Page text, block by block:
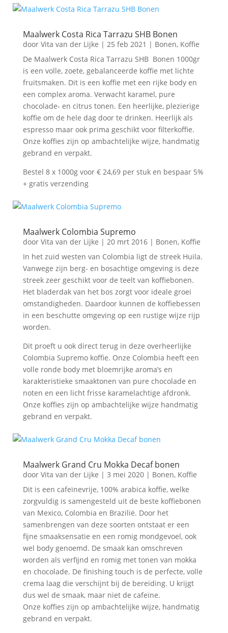
Maalwerk Costa Rica Tarrazu SHB Bonen
door Vita van der Lijke | 25 feb 2021 | Bonen, Koffie
De Maalwerk Costa Rica Tarrazu SHB Bonen 1000gr
is een volle, zoete, gebalanceerde koffie met lichte
fruitsmaken. Dit is een koffie met een rijke body en
een complex aroma. Verwacht karamel, pure
chocolade- en citrus tonen. Een heerlijke, plezierige
koffie om de hele dag door te drinken. Heerlijk als
espresso maar ook prima geschikt voor filterkoffie.
Onze koffies zijn op ambachtelijke wijze, handmatig
gebrand en verpakt.
Bestel 8 x 1000g voor € 24,69 per stuk en bespaar 5%
+ gratis verzending
Maalwerk Colombia Supremo
door Vita van der Lijke | 20 mrt 2016| Bonen, Koffie
In het zuid westen van Colombia ligt de streek Huila.
Vanwege zijn berg- en bosachtige omgeving is deze
streek zeer geschikt voor de teelt van koffiebonen.
Het bladerdak van het bos zorgt voor ideale groei
omstandigheden. Daardoor kunnen de koffiebessen
in een beschutte omgeving op een rustige wijze rijp
worden.
Dit proeft u ook direct terug in deze overheerlijke
Colombia Supremo koffie. Onze Colombia heeft een
volle ronde body met bloemrijke aroma’s en
karakteristieke smaaktonen van pure chocolade en
noten en een licht frisse karamelachtige afdronk.
Onze koffies zijn op ambachtelijke wijze handmatig
gebrand en verpakt.
Maalwerk Grand Cru Mokka Decaf bonen
door Vita van der Lijke | 3 mei 2020| Bonen, Koffie
Dit is een cafeïnevrije, 100% arabica koffie, welke
zorgvuldig is samengesteld uit de beste koffiebonen
van Mexico, Colombia en Brazilië. Door het
samenbrengen van deze soorten ontstaat er een
fijne smaaksensatie en een romig mondgevoel, ook
wel body genoemd. De smaak kan omschreven
worden als verfijnd en romig met tonen van mokka
en chocolade. De finishing touch is de perfecte, volle
crema laag die verschijnt bij de bereiding. U krijgt
dus wel de smaak, maar niet de cafeïne.
Onze koffies zijn op ambachtelijke wijze, handmatig
gebrand en verpakt.